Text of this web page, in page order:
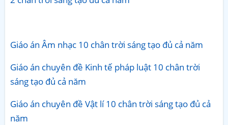
Giáo án Âm nhạc 10 chân trời sáng tạo đủ cả năm
Giáo án chuyên đề Kinh tế pháp luật 10 chân trời
sáng tạo đủ cả năm
Giáo án chuyên đề Vật lí 10 chân trời sáng tạo đủ cả
năm